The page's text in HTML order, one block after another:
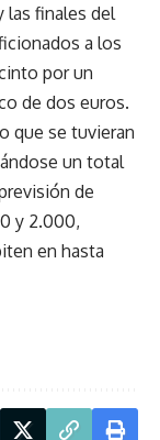
las finales del
a los
por un
de dos euros.
que se tuvieran
un total
de
y 2.000,
en hasta